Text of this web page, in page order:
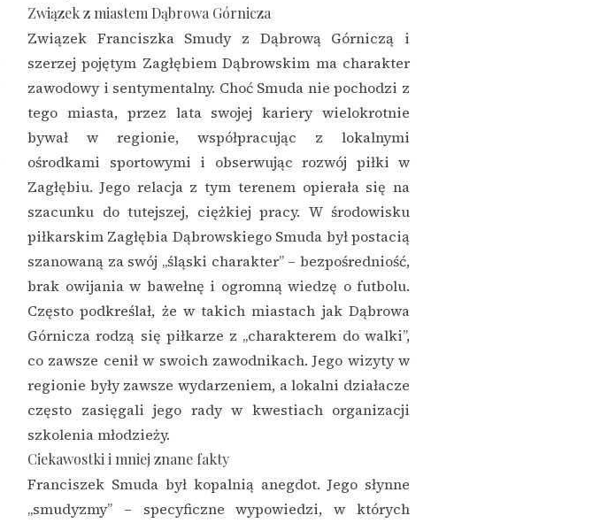
Związek z miastem Dąbrowa Górnicza
Związek Franciszka Smudy z Dąbrową Górniczą i
szerzej pojętym Zagłębiem Dąbrowskim ma charakter
zawodowy i sentymentalny. Choć Smuda nie pochodzi z
tego miasta, przez lata swojej kariery wielokrotnie
bywał w regionie, współpracując z lokalnymi
ośrodkami sportowymi i obserwując rozwój piłki w
Zagłębiu. Jego relacja z tym terenem opierała się na
szacunku do tutejszej, ciężkiej pracy. W środowisku
piłkarskim Zagłębia Dąbrowskiego Smuda był postacią
szanowaną za swój „śląski charakter” – bezpośredniość,
brak owijania w bawełnę i ogromną wiedzę o futbolu.
Często podkreślał, że w takich miastach jak Dąbrowa
Górnicza rodzą się piłkarze z „charakterem do walki”,
co zawsze cenił w swoich zawodnikach. Jego wizyty w
regionie były zawsze wydarzeniem, a lokalni działacze
często zasięgali jego rady w kwestiach organizacji
szkolenia młodzieży.
Ciekawostki i mniej znane fakty
Franciszek Smuda był kopalnią anegdot. Jego słynne
„smudyzmy” – specyficzne wypowiedzi, w których